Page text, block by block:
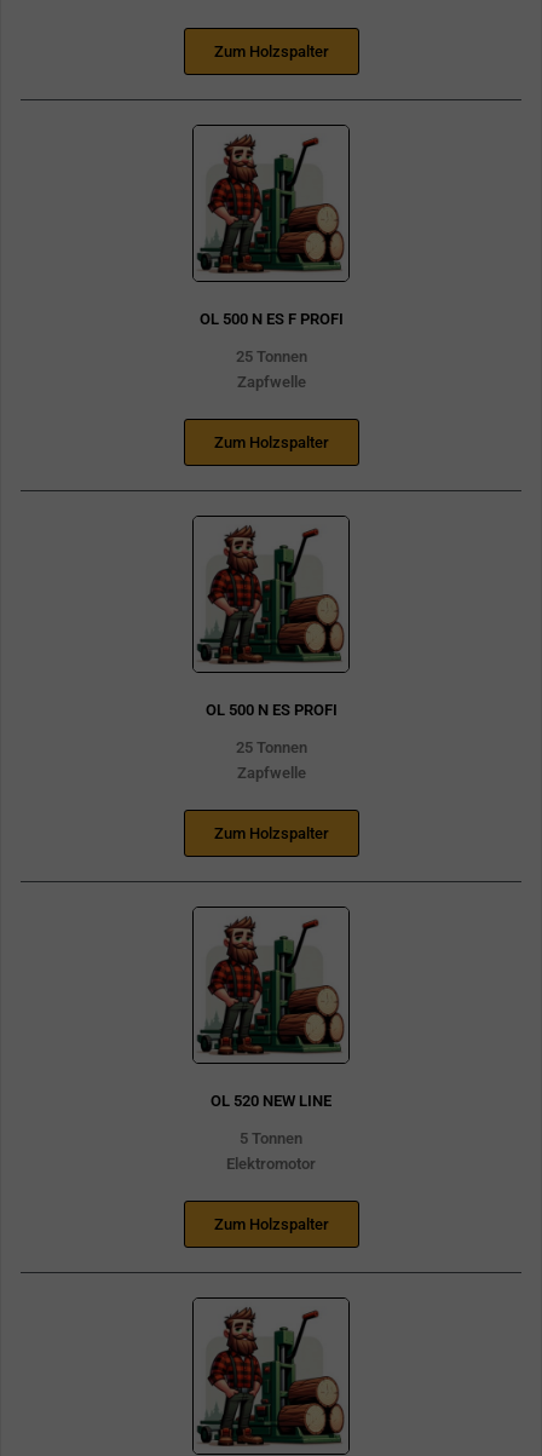
Zum Holzspalter
OL 500 N ES F PROFI
25 Tonnen
Zapfwelle
Zum Holzspalter
OL 500 N ES PROFI
25 Tonnen
Zapfwelle
Zum Holzspalter
OL 520 NEW LINE
5 Tonnen
Elektromotor
Zum Holzspalter